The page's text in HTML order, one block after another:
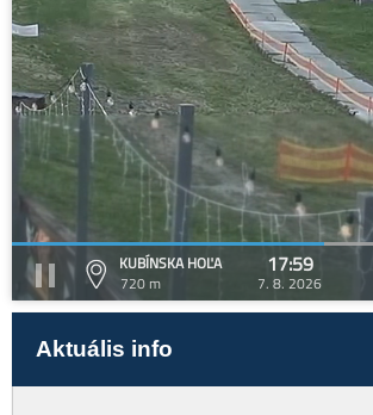
KUBÍNSKA HOĽA
720 m
17:59
7. 8. 2026
Aktuális info